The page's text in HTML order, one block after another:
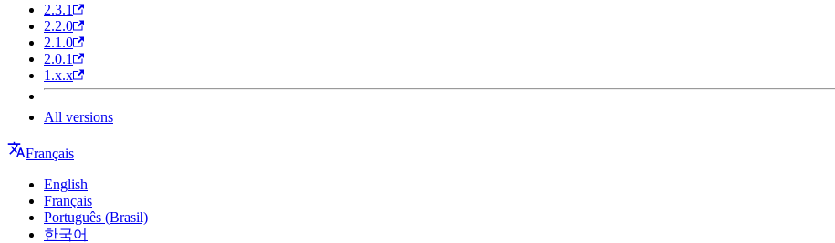
2.3.1
2.2.0
2.1.0
2.0.1
1.x.x
All versions
Français
English
Français
Português (Brasil)
한국어